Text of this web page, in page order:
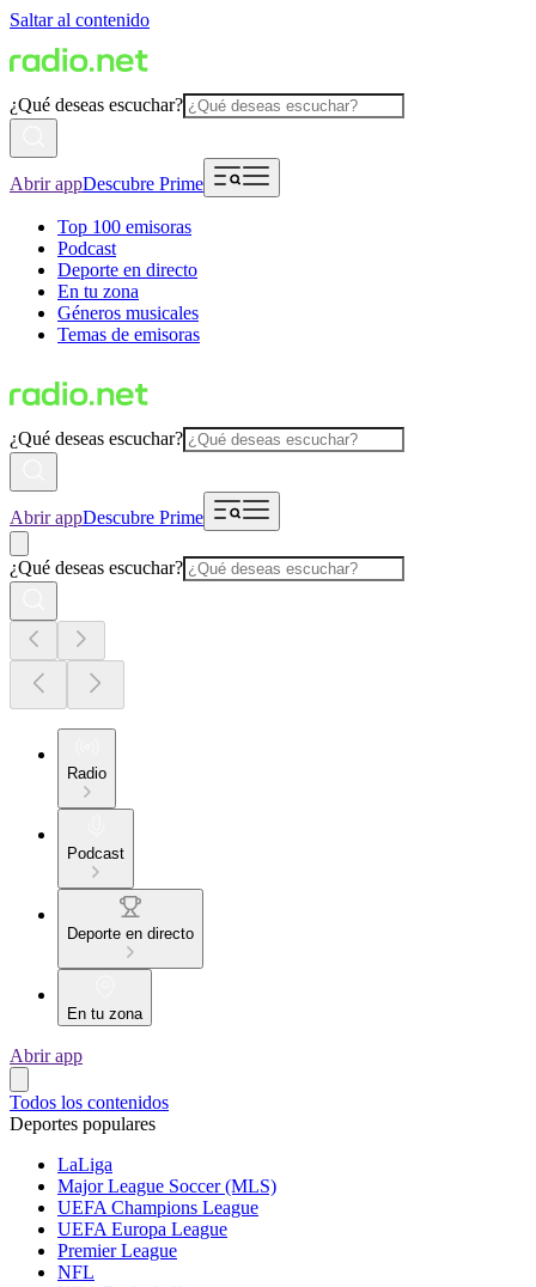
Saltar al contenido
¿Qué deseas escuchar?
Abrir appDescubre Prime
Top 100 emisoras
Podcast
Deporte en directo
En tu zona
Géneros musicales
Temas de emisoras
¿Qué deseas escuchar?
Abrir appDescubre Prime
¿Qué deseas escuchar?
Radio
Podcast
Deporte en directo
En tu zona
Abrir app
Todos los contenidos
Deportes populares
LaLiga
Major League Soccer (MLS)
UEFA Champions League
UEFA Europa League
Premier League
NFL